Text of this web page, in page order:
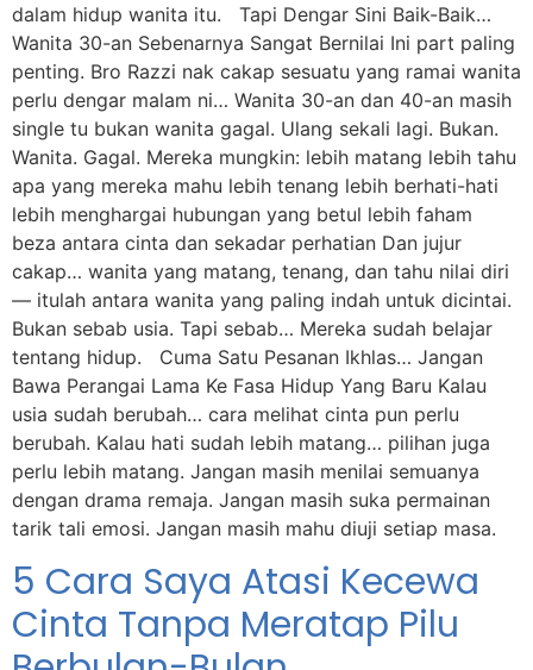
dalam hidup wanita itu. Tapi Dengar Sini Baik-Baik…
Wanita 30-an Sebenarnya Sangat Bernilai Ini part paling
penting. Bro Razzi nak cakap sesuatu yang ramai wanita
perlu dengar malam ni… Wanita 30-an dan 40-an masih
single tu bukan wanita gagal. Ulang sekali lagi. Bukan.
Wanita. Gagal. Mereka mungkin: lebih matang lebih tahu
apa yang mereka mahu lebih tenang lebih berhati-hati
lebih menghargai hubungan yang betul lebih faham
beza antara cinta dan sekadar perhatian Dan jujur
cakap… wanita yang matang, tenang, dan tahu nilai diri
— itulah antara wanita yang paling indah untuk dicintai.
Bukan sebab usia. Tapi sebab… Mereka sudah belajar
tentang hidup. Cuma Satu Pesanan Ikhlas… Jangan
Bawa Perangai Lama Ke Fasa Hidup Yang Baru Kalau
usia sudah berubah… cara melihat cinta pun perlu
berubah. Kalau hati sudah lebih matang… pilihan juga
perlu lebih matang. Jangan masih menilai semuanya
dengan drama remaja. Jangan masih suka permainan
tarik tali emosi. Jangan masih mahu diuji setiap masa.
5 Cara Saya Atasi Kecewa
Cinta Tanpa Meratap Pilu